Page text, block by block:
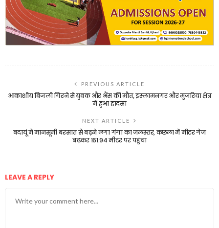
PREVIOUS ARTICLE
आकाशीय बिजली गिरने से युवक और भैंस की मौत, इस्लामनगर और मुजरिया क्षेत्र
में हुआ हादसा
NEXT ARTICLE
बदायूं में मानसूनी बरसात से बढ़ने लगा गंगा का जलस्तर, कछला में मीटर गेज
बढ़कर 161.94 मीटर पर पहुंचा
LEAVE A REPLY